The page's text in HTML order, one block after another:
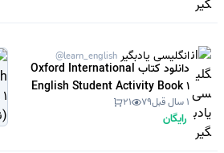
انگلیسی یادبگیر @learn_english
دانلود کتاب Oxford International
English Student Activity Book 1
(نسخه PDF)1 سال قبل 79
21
رایگان